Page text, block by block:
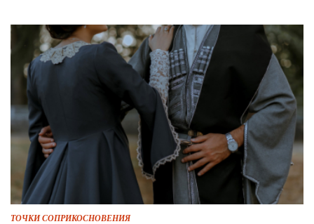
ТОЧКИ СОПРИКОСНОВЕНИЯ